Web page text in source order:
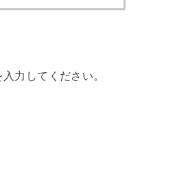
力してください。